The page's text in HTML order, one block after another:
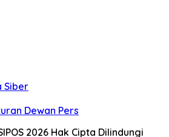
Siber
Dewan Pers
2026 Hak Cipta Dilindungi